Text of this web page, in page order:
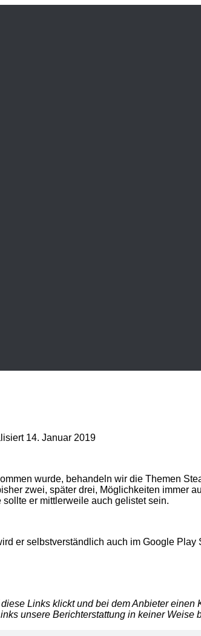
14. Januar 2019
wurde, behandeln wir die Themen
zwei, später drei, Möglichkeiten immer
er mittlerweile auch gelistet sein.
er selbstverständlich auch im Google
Links klickt und bei dem Anbieter
unsere Berichterstattung in keiner Weise